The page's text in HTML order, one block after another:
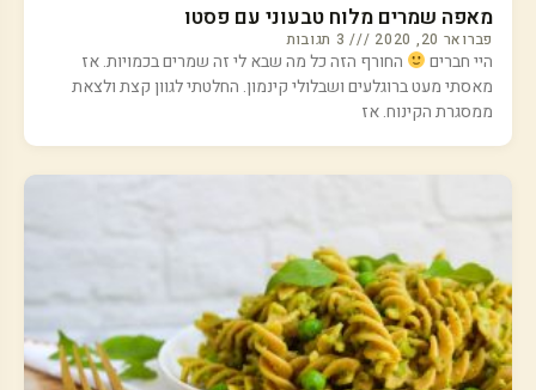
מאפה שמרים מלוח טבעוני עם פסטו
פברואר 20, 2020 3 תגובות
היי חברים
החורף הזה כל מה שבא לי זה שמרים בכמויות. אז
מאסתי מעט ברוגלעים ושבלולי קינמון. החלטתי לגוון קצת ולצאת
ממסגרת הקינוח. אז